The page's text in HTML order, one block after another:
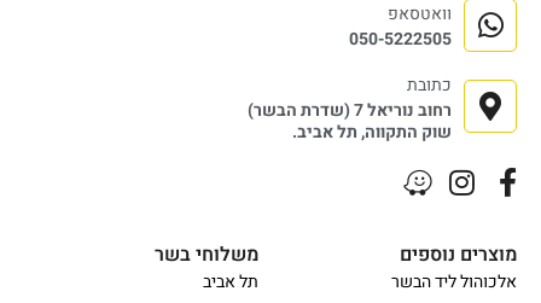
משלוחי בשר
תל אביב
מוצרים נוספים
אלכוהול ליד הבשר
וואטסאפ
050-5222505
כתובת
רחוב נוריאל 7 (שדרת הבשר)
שוק התקווה, תל אביב.